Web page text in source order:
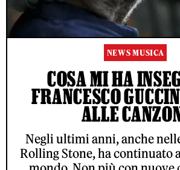
NEWS MUSICA
COSA MI HA
FRANCESCO
ALLE
Negli ultimi anni, anche
Rolling Stone, ha continuato